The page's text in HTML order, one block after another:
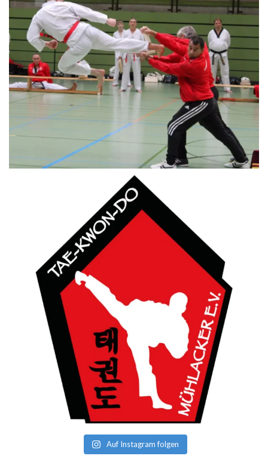
Auf Instagram folgen